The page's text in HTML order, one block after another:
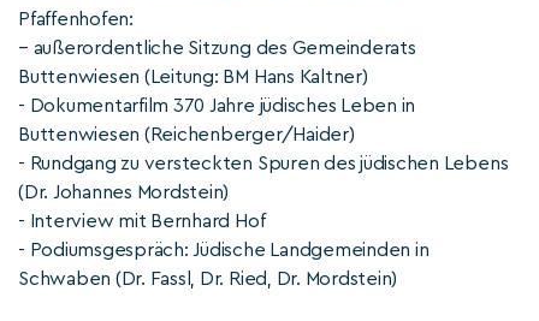
Pfaffenhofen:
– außerordentliche Sitzung des Gemeinderats
Buttenwiesen (Leitung: BM Hans Kaltner)
- Dokumentarfilm 370 Jahre jüdisches Leben in
Buttenwiesen (Reichenberger/Haider)
- Rundgang zu versteckten Spuren des jüdischen Lebens
(Dr. Johannes Mordstein)
- Interview mit Bernhard Hof
- Podiumsgespräch: Jüdische Landgemeinden in
Schwaben (Dr. Fassl, Dr. Ried, Dr. Mordstein)